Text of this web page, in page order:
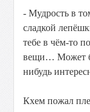
- Мудрость в
сладкой
тебе в чём-то
вещи… Может
нибудь
Кхем пожал